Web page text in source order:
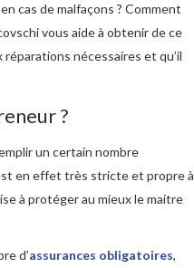
cas de malfaçons ? Comment
vous aide à obtenir de ce
réparations nécessaires et qu’il
?
un certain nombre
en effet très stricte et propre à
à protéger au mieux le maitre
d’assurances obligatoires,